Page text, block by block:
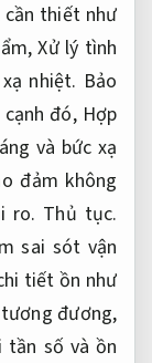
thiết như
Xử lý tình
nhiệt. Bảo
cạnh đó, Hợp
và bức xạ
đảm không
ro. Thủ tục.
sai sót vận
tiết ồn như
đương,
tần số và ồn